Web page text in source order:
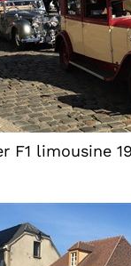
F1 limousine